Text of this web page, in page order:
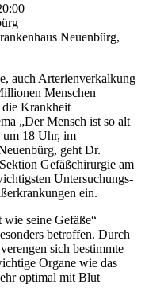
Neuenbürg,
auch Arterienverkalkung
Menschen
Krankheit
„Der Mensch ist so alt
um 18 Uhr, im
geht Dr.
Gefäßchirurgie am
Untersuchungs-
ein.
wie seine Gefäße“
betroffen. Durch
sich bestimmte
Organe wie das
optimal mit Blut